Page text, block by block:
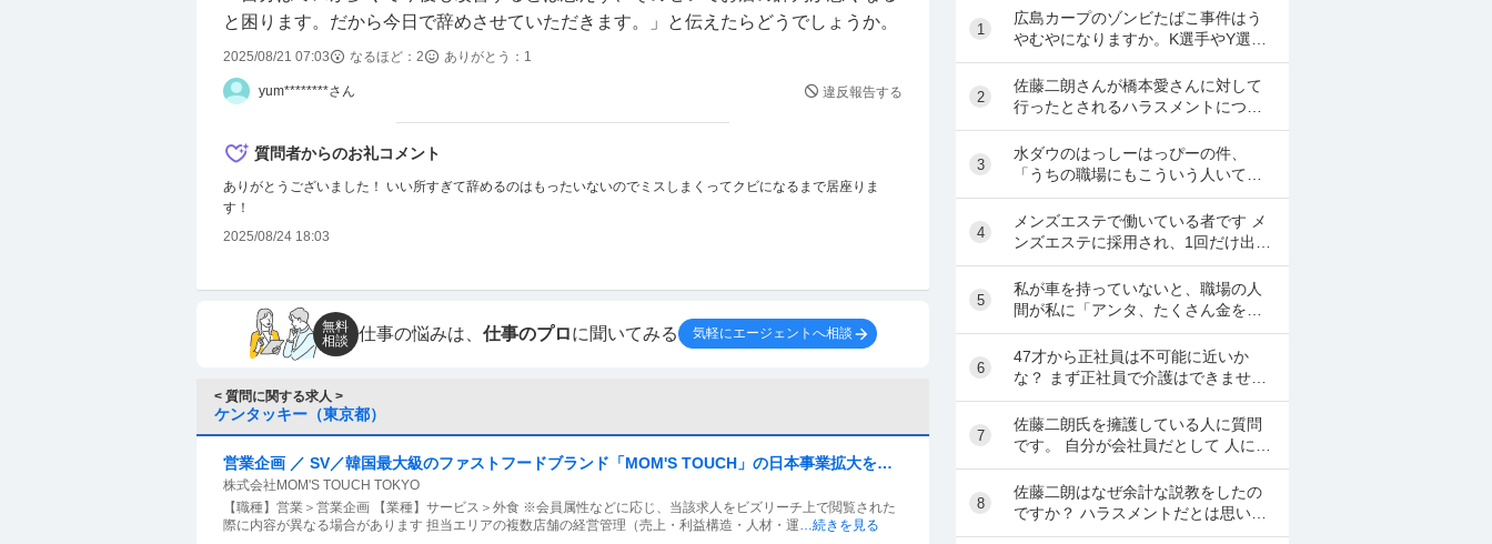
と困ります。だから今日で辞めさせていただきます。」と伝えたらどうでしょうか。
2025/08/21 07:03 なるほど： 2 ありがとう： 1
yum********さん 違反報告する
質問者からのお礼コメント
ありがとうございました！ いい所すぎて辞めるのはもったいないのでミスしまくってクビになるまで居座りま
す！
2025/08/24 18:03
無料
相談
仕事の悩みは、 仕事のプロに聞いてみる 気軽にエージェントへ相談
< 質問に関する求人 >
ケンタッキー（東京都）
営業企画 ／ SV／韓国最大級のファストフードブランド「MOM'S TOUCH」の日本事業拡大を担
う中核ポジション
株式会社MOM'S TOUCH TOKYO
【職種】営業＞営業企画 【業種】サービス＞外食 ※会員属性などに応じ、当該求人をビズリーチ上で閲覧された
際に内容が異なる場合があります 担当エリアの複数店舗の経営管理（売上・利益構造・人材・運…続きを見る
1
広島カープのゾンビたばこ事件はう
やむやになりますか。K選手やY選手
は名前が上がってしましたよね。
2
佐藤二朗さんが橋本愛さんに対して
行ったとされるハラスメントについ
て、佐藤二朗さんを擁護する意見が
多いですよね。 これは極端に言え
ば、 「ハラスメントでは...
3
水ダウのはっしーはっぴーの件、
「うちの職場にもこういう人いて笑
えない」っていう共感のポストがツ
イッターやyoutubeのコメント欄に多
すぎてそっちに驚いて...
4
メンズエステで働いている者です メ
ンズエステに採用され、1回だけ出勤
したのですが、研修（店長が担当）
の際や出勤時に「元々デリをやって
いたなら」という理由で...
5
私が車を持っていないと、職場の人
間が私に「アンタ、たくさん金を持
っているのだから車を買えよ。」と
言って来ます。 でも なんで しんどい
思いをして働いた金で...
6
47才から正社員は不可能に近いか
な？ まず正社員で介護はできませ
ん。 警備員は難しいです。できませ
ん。 運送会社の運転手は無理です。
できません 過去にうつ...
7
佐藤二朗氏を擁護している人に質問
です。 自分が会社員だとして 人に言
いたくない事情（病気や家族の事情
など）があり、上司や総務等に相談
した結果、仕事内容を...
8
佐藤二朗はなぜ余計な説教をしたの
ですか？ ハラスメントだとは思いま
せん。何でもかんでもハラスメント